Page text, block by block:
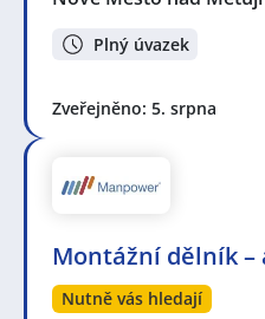
Plný úvazek
Zveřejněno: 5. srpna
Montážní dělník –
Nutně vás hledají